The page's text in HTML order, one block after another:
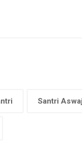
Santri